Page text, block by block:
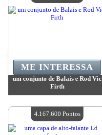
um conjunto de Balais e Rod Vic
Firth
Quantidade disponível:4
ME INTERESSA
4.167.600 Pontos